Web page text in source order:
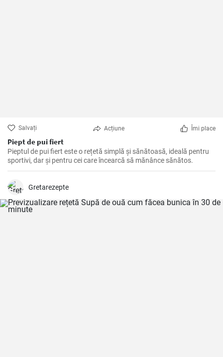
Salvați Acțiune Îmi place
Piept de pui fiert
Pieptul de pui fiert este o rețetă simplă și sănătoasă, ideală pentru
sportivi, dar și pentru cei care încearcă să mănânce sănătos.
Gretarezepte